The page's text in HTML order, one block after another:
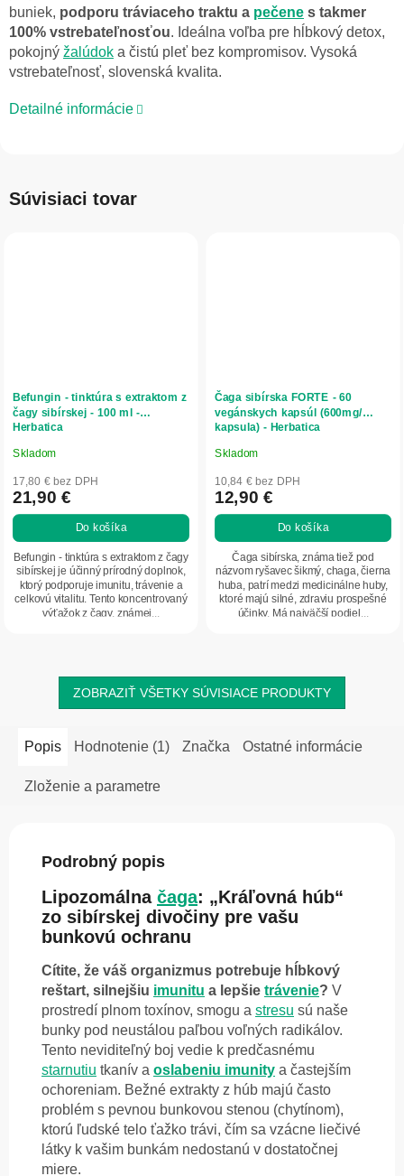
buniek, podporu tráviaceho traktu a pečene s takmer
100% vstrebateľnosťou. Ideálna voľba pre hĺbkový detox,
pokojný žalúdok a čistú pleť bez kompromisov. Vysoká
vstrebateľnosť, slovenská kvalita.
Detailné informácie
Súvisiaci tovar
Befungin - tinktúra s extraktom z
čagy sibírskej - 100 ml -
Herbatica
Priemerné
hodnotenie
produktu
je
5,0
z
5
hviezdičiek.
Skladom
17,80 € bez DPH
21,90 €
Do košíka
Befungin - tinktúra s extraktom z čagy
sibírskej je účinný prírodný doplnok,
ktorý podporuje imunitu, trávenie a
celkovú vitalitu. Tento koncentrovaný
výťažok z čagy, známej...
Čaga sibírska FORTE - 60
vegánskych kapsúl (600mg/
kapsula) - Herbatica
Priemerné
hodnotenie
produktu
je
5,0
5
hviezdičiek.
Skladom
10,84 € bez DPH
12,90 €
Do košíka
Čaga sibírska, známa tiež pod
názvom ryšavec šikmý, chaga, čierna
huba, patrí medzi medicinálne huby,
ktoré majú silné, zdraviu prospešné
účinky. Má najväčší podiel...
ZOBRAZIŤ VŠETKY SÚVISIACE PRODUKTY
Popis Hodnotenie (1) Značka Ostatné informácie
Zloženie a parametre
Podrobný popis
Lipozomálna čaga: „Kráľovná húb“
zo sibírskej divočiny pre vašu
bunkovú ochranu
Cítite, že váš organizmus potrebuje hĺbkový
reštart, silnejšiu imunitu a lepšie trávenie? V
prostredí plnom toxínov, smogu a stresu sú naše
bunky pod neustálou paľbou voľných radikálov.
Tento neviditeľný boj vedie k predčasnému
starnutiu tkanív a oslabeniu imunity a častejším
ochoreniam. Bežné extrakty z húb majú často
problém s pevnou bunkovou stenou (chytínom),
ktorú ľudské telo ťažko trávi, čím sa vzácne liečivé
látky k vašim bunkám nedostanú v dostatočnej
miere.